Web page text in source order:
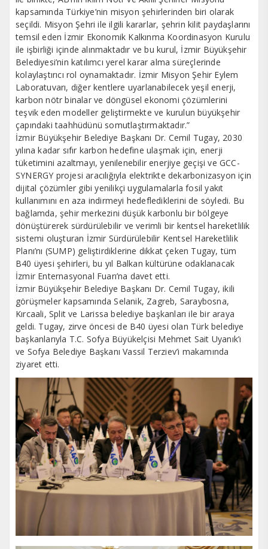
kapsamında Türkiye’nin misyon şehirlerinden biri olarak
seçildi. Misyon Şehri ile ilgili kararlar, şehrin kilit paydaşlarını
temsil eden İzmir Ekonomik Kalkınma Koordinasyon Kurulu
ile işbirliği içinde alınmaktadır ve bu kurul, İzmir Büyükşehir
Belediyesi’nin katılımcı yerel karar alma süreçlerinde
kolaylaştırıcı rol oynamaktadır. İzmir Misyon Şehir Eylem
Laboratuvarı, diğer kentlere uyarlanabilecek yeşil enerji,
karbon nötr binalar ve döngüsel ekonomi çözümlerini
teşvik eden modeller geliştirmekte ve kurulun büyükşehir
çapındaki taahhüdünü somutlaştırmaktadır.”
İzmir Büyükşehir Belediye Başkanı Dr. Cemil Tugay, 2030
yılına kadar sıfır karbon hedefine ulaşmak için, enerji
tüketimini azaltmayı, yenilenebilir enerjiye geçişi ve GCC-
SYNERGY projesi aracılığıyla elektrikte dekarbonizasyon için
dijital çözümler gibi yenilikçi uygulamalarla fosil yakıt
kullanımını en aza indirmeyi hedeflediklerini de söyledi. Bu
bağlamda, şehir merkezini düşük karbonlu bir bölgeye
dönüştürerek sürdürülebilir ve verimli bir kentsel hareketlilik
sistemi oluşturan İzmir Sürdürülebilir Kentsel Hareketlilik
Planı’nı (SUMP) geliştirdiklerine dikkat çeken Tugay, tüm
B40 üyesi şehirleri, bu yıl Balkan kültürüne odaklanacak
İzmir Enternasyonal Fuarı’na davet etti.
İzmir Büyükşehir Belediye Başkanı Dr. Cemil Tugay, ikili
görüşmeler kapsamında Selanik, Zagreb, Saraybosna,
Kırcaali, Split ve Larissa belediye başkanları ile bir araya
geldi. Tugay, zirve öncesi de B40 üyesi olan Türk belediye
başkanlarıyla T.C. Sofya Büyükelçisi Mehmet Sait Uyanık’ı
ve Sofya Belediye Başkanı Vassil Terziev’i makamında
ziyaret etti.